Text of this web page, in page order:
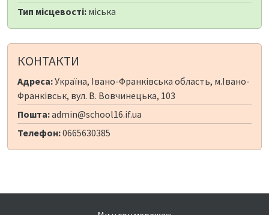
Тип місцевості: міська
КОНТАКТИ
Адреса:Україна, Івано-Франківська область, м.Івано-
Франківськ, вул. В. Вовчинецька, 103
Пошта:admin@school16.if.ua
Телефон:0665630385